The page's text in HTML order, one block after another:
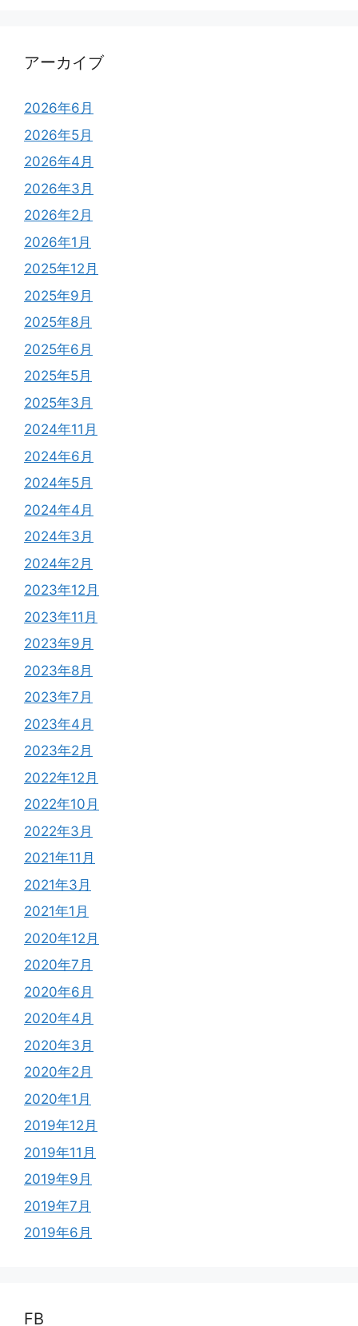
アーカイブ
2026年6月
2026年5月
2026年4月
2026年3月
2026年2月
2026年1月
2025年12月
2025年9月
2025年8月
2025年6月
2025年5月
2025年3月
2024年11月
2024年6月
2024年5月
2024年4月
2024年3月
2024年2月
2023年12月
2023年11月
2023年9月
2023年8月
2023年7月
2023年4月
2023年2月
2022年12月
2022年10月
2022年3月
2021年11月
2021年3月
2021年1月
2020年12月
2020年7月
2020年6月
2020年4月
2020年3月
2020年2月
2020年1月
2019年12月
2019年11月
2019年9月
2019年7月
2019年6月
FB